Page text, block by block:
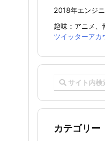
2018年エンジ
趣味：アニメ、
ツイッターアカ
カテゴリー